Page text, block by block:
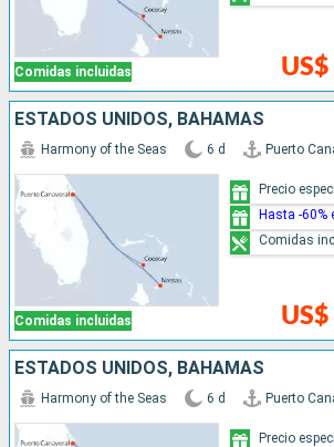
Comidas incluidas
ESTADOS UNIDOS, BAHAMAS
Comidas incluidas
Harmony of the Seas 6 d Puerto
Precio
Hasta -60%
Comidas
ESTADOS UNIDOS, BAHAMAS
Harmony of the Seas 6 d Puerto
Precio